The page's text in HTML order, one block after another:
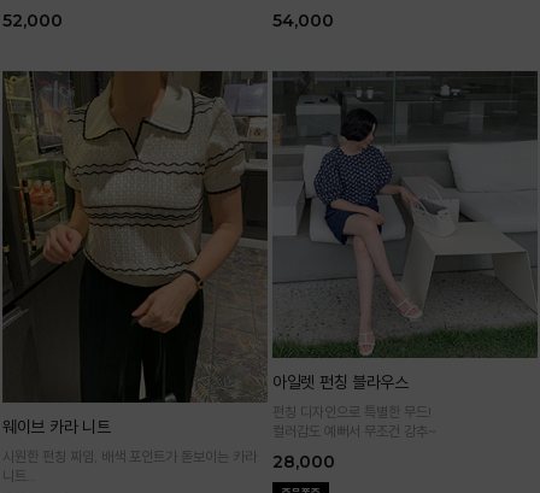
52,000 54,000
웨이브 카라 니트
시원한 펀칭 짜임, 배색 포인트가 돋보이는 카라
니트
아일렛 펀칭 블라우스
펀칭 디자인으로 특별한 무드!
컬러감도 예뻐서 무조건 강추~
28,000